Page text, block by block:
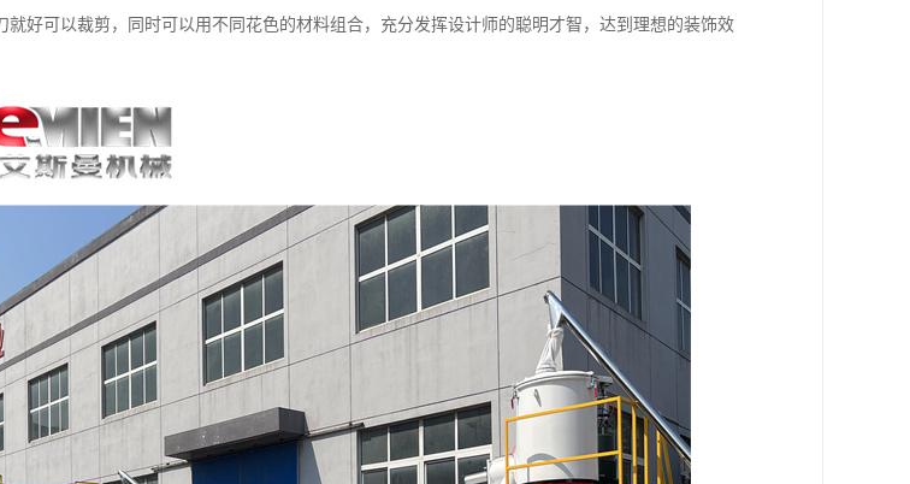
就好可以裁剪，同时可以用不同花色的材料组合，充分发挥设计师的聪明才智，达到理想的装饰效